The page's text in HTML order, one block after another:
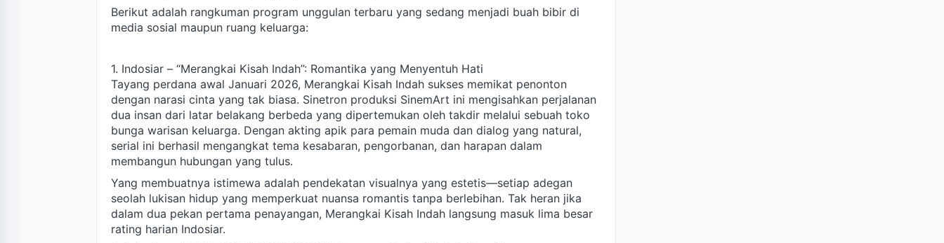
Berikut adalah rangkuman program unggulan terbaru yang sedang menjadi buah bibir di
media sosial maupun ruang keluarga:
1. Indosiar – “Merangkai Kisah Indah”: Romantika yang Menyentuh Hati
Tayang perdana awal Januari 2026, Merangkai Kisah Indah sukses memikat penonton
dengan narasi cinta yang tak biasa. Sinetron produksi SinemArt ini mengisahkan perjalanan
dua insan dari latar belakang berbeda yang dipertemukan oleh takdir melalui sebuah toko
bunga warisan keluarga. Dengan akting apik para pemain muda dan dialog yang natural,
serial ini berhasil mengangkat tema kesabaran, pengorbanan, dan harapan dalam
membangun hubungan yang tulus.
Yang membuatnya istimewa adalah pendekatan visualnya yang estetis—setiap adegan
seolah lukisan hidup yang memperkuat nuansa romantis tanpa berlebihan. Tak heran jika
dalam dua pekan pertama penayangan, Merangkai Kisah Indah langsung masuk lima besar
rating harian Indosiar.